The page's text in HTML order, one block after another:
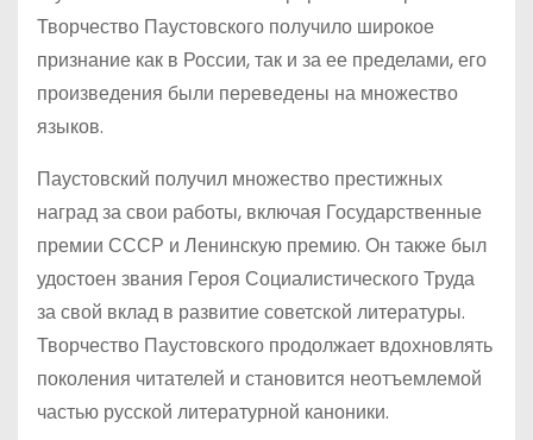
Творчество Паустовского получило широкое
признание как в России, так и за ее пределами, его
произведения были переведены на множество
языков.
Паустовский получил множество престижных
наград за свои работы, включая Государственные
премии СССР и Ленинскую премию. Он также был
удостоен звания Героя Социалистического Труда
за свой вклад в развитие советской литературы.
Творчество Паустовского продолжает вдохновлять
поколения читателей и становится неотъемлемой
частью русской литературной каноники.